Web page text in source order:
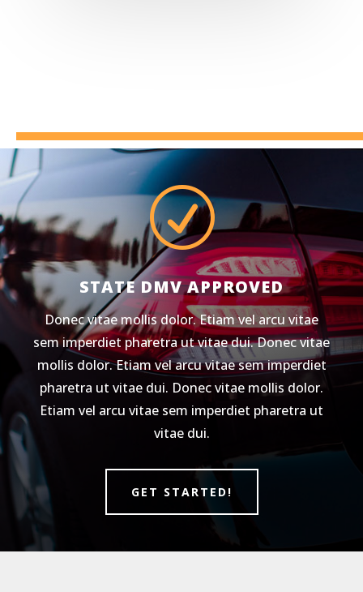
R
STATE DMV APPROVED
Donec vitae mollis dolor. Etiam vel arcu vitae
sem imperdiet pharetra ut vitae dui. Donec vitae
mollis dolor. Etiam vel arcu vitae sem imperdiet
pharetra ut vitae dui. Donec vitae mollis dolor.
Etiam vel arcu vitae sem imperdiet pharetra ut
vitae dui.
GET STARTED!